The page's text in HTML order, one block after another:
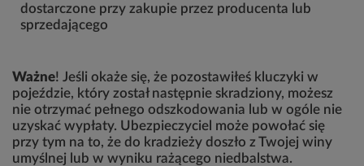
dostarczone przy zakupie przez producenta lub
sprzedającego
Ważne! Jeśli okaże się, że pozostawiłeś kluczyki w
pojeździe, który został następnie skradziony, możesz
nie otrzymać pełnego odszkodowania lub w ogóle nie
uzyskać wypłaty. Ubezpieczyciel może powołać się
przy tym na to, że do kradzieży doszło z Twojej winy
umyślnej lub w wyniku rażącego niedbalstwa.